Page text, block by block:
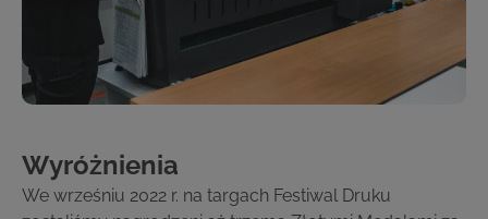
Wyróżnienia
We wrześniu 2022 r. na targach Festiwal Druku